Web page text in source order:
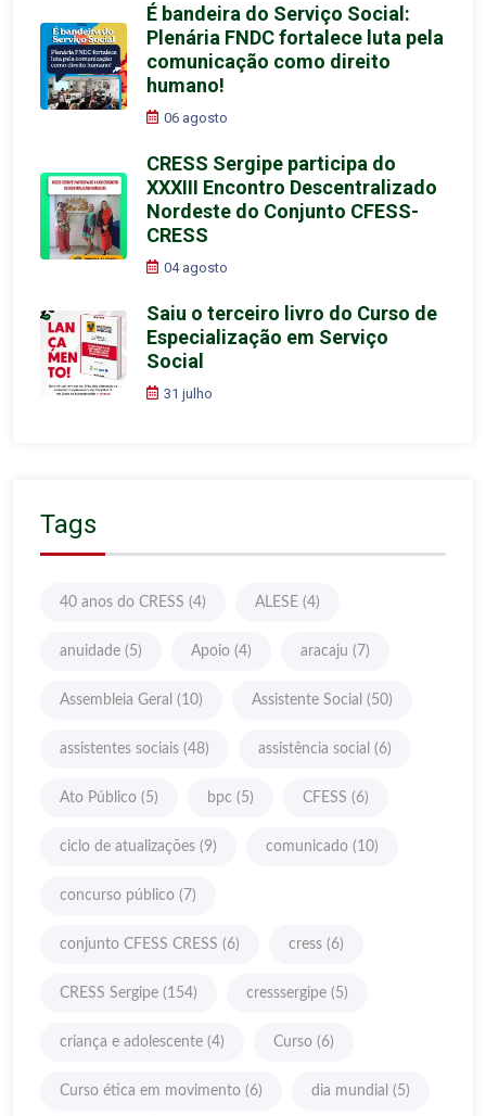
É bandeira do Serviço Social:
Plenária FNDC fortalece luta pela
comunicação como direito
humano!
06 agosto
CRESS Sergipe participa do
XXXIII Encontro Descentralizado
Nordeste do Conjunto CFESS-
CRESS
04 agosto
Saiu o terceiro livro do Curso de
Especialização em Serviço
Social
31 julho
Tags
40 anos do CRESS (4) ALESE (4)
anuidade (5) Apoio (4) aracaju (7)
Assembleia Geral (10) Assistente Social (50)
assistentes sociais (48) assistência social (6)
Ato Público (5) bpc (5) CFESS (6)
ciclo de atualizações (9) comunicado (10)
concurso público (7)
conjunto CFESS CRESS (6) cress (6)
CRESS Sergipe (154) cresssergipe (5)
criança e adolescente (4) Curso (6)
Curso ética em movimento (6) dia mundial (5)